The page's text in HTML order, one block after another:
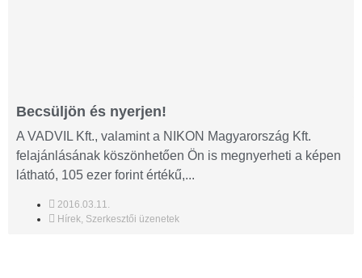
Becsüljön és nyerjen!
A VADVIL Kft., valamint a NIKON Magyarország Kft.
felajánlásának köszönhetően Ön is megnyerheti a képen
látható, 105 ezer forint értékű,...
2016.03.11.
Hírek Szerkesztői üzenetek